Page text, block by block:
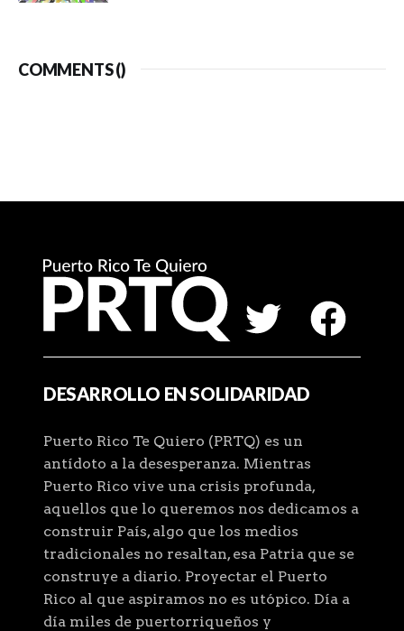
COMMENTS ()
DESARROLLO EN SOLIDARIDAD
Puerto Rico Te Quiero (PRTQ) es un
antídoto a la desesperanza. Mientras
Puerto Rico vive una crisis profunda,
aquellos que lo queremos nos dedicamos a
construir País, algo que los medios
tradicionales no resaltan, esa Patria que se
construye a diario. Proyectar el Puerto
Rico al que aspiramos no es utópico. Día a
día miles de puertorriqueños y